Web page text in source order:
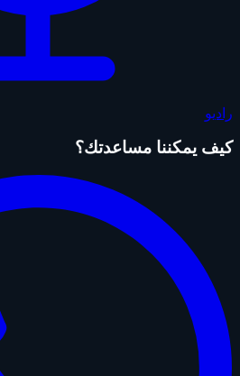
راديو
كيف يمكننا مساعدتك؟